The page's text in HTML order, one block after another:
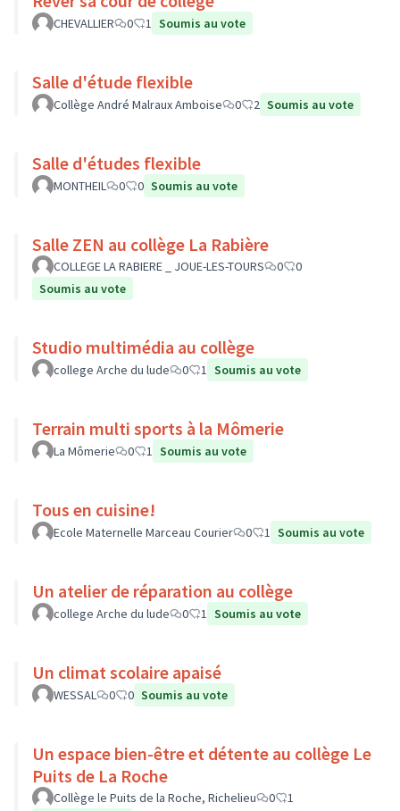
CHEVALLIER 0 1 Soumis au vote
Salle d'étude flexible
Collège André Malraux Amboise 0 2 Soumis au vote
Salle d'études flexible
MONTHEIL 0 0 Soumis au vote
Salle ZEN au collège La Rabière
COLLEGE LA RABIERE _ JOUE-LES-TOURS 0
0
Soumis au vote
Studio multimédia au collège
college Arche du lude 0 1 Soumis au vote
Terrain multi sports à la Mômerie
La Mômerie 0 1 Soumis au vote
Tous en cuisine!
Ecole Maternelle Marceau Courier 0 1 Soumis au vote
Un atelier de réparation au collège
college Arche du lude 0 1 Soumis au vote
Un climat scolaire apaisé
WESSAL 0 0 Soumis au vote
Un espace bien-être et détente au collège Le
Puits de La Roche
Collège le Puits de la Roche, Richelieu 0
1